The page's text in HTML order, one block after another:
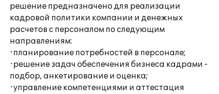
решение предназначено для реализации
кадровой политики компании и денежных
расчетов с персоналом по следующим
направлениям:
·планирование потребностей в персонале;
·решение задач обеспечения бизнеса кадрами -
подбор, анкетирование и оценка;
·управление компетенциями и аттестация